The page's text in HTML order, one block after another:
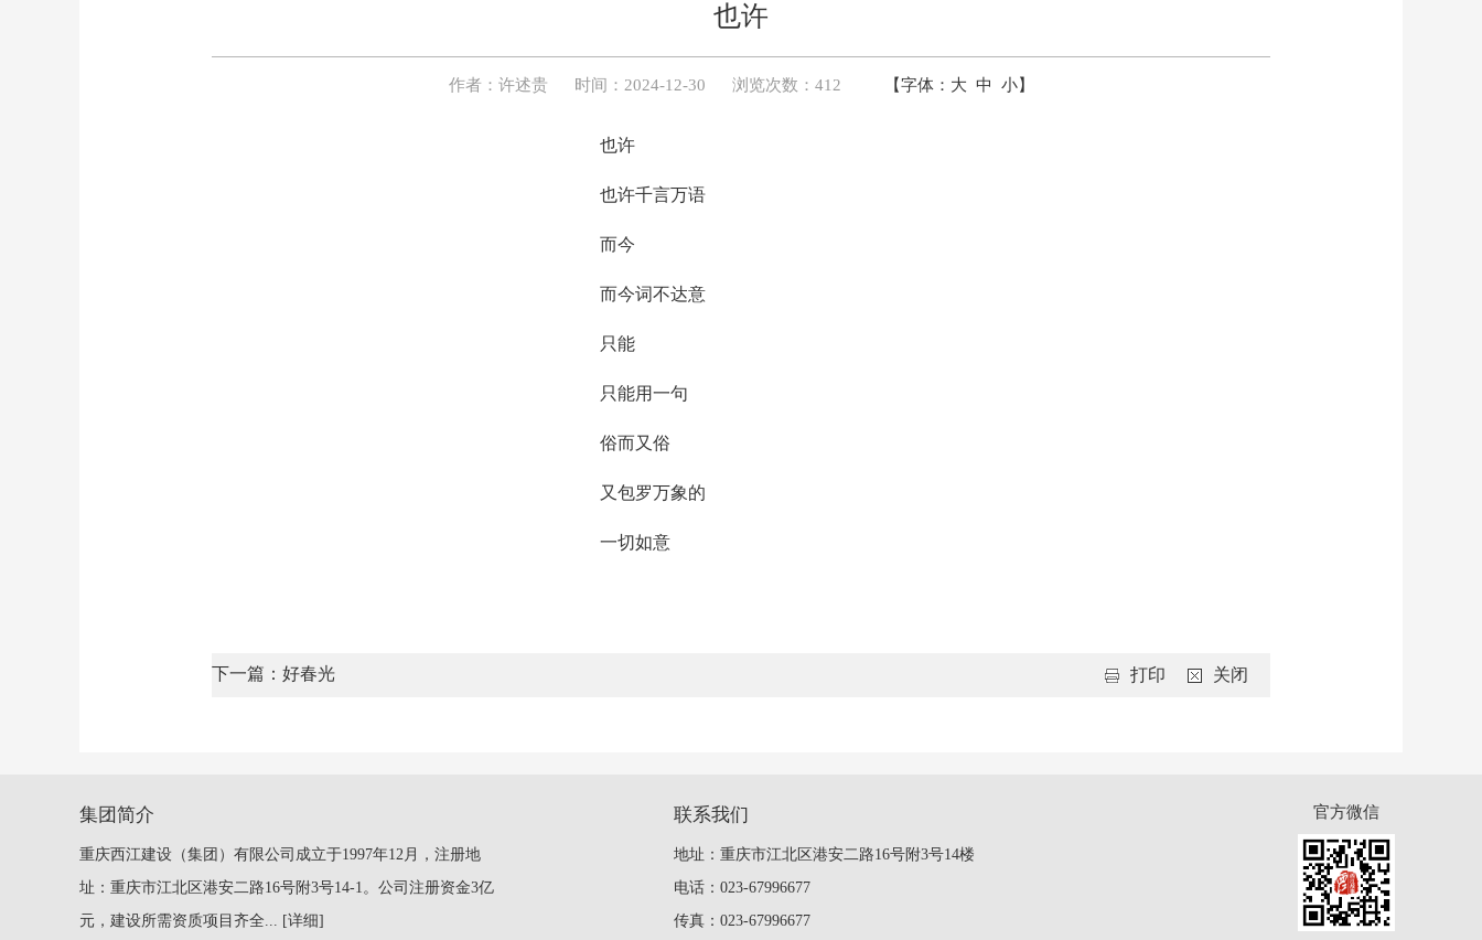
也许
作者：许述贵 时间：2024-12-30 浏览次数：412 【字体： 大 中 小】
也许
也许千言万语
而今
而今词不达意
只能
只能用一句
俗而又俗
又包罗万象的
一切如意
下一篇：好春光 关闭
打印
集团简介
重庆西江建设（集团）有限公司成立于1997年12月，注册地
址：重庆市江北区港安二路16号附3号14-1。公司注册资金3亿
元，建设所需资质项目齐全... [详细]
联系我们
地址：重庆市江北区港安二路16号附3号14楼
电话：023-67996677
传真：023-67996677
官方微信